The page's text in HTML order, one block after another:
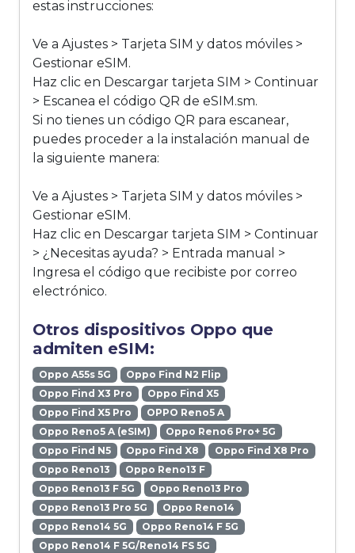
estas instrucciones:
Ve a Ajustes > Tarjeta SIM y datos móviles >
Gestionar eSIM.
Haz clic en Descargar tarjeta SIM > Continuar
> Escanea el código QR de eSIM.sm.
Si no tienes un código QR para escanear,
puedes proceder a la instalación manual de
la siguiente manera:
Ve a Ajustes > Tarjeta SIM y datos móviles >
Gestionar eSIM.
Haz clic en Descargar tarjeta SIM > Continuar
> ¿Necesitas ayuda? > Entrada manual >
Ingresa el código que recibiste por correo
electrónico.
Otros dispositivos Oppo que
admiten eSIM:
Oppo A55s 5G
Oppo Find N2 Flip
Oppo Find X3 Pro
Oppo Find X5
Oppo Find X5 Pro
OPPO Reno5 A
Oppo Reno5 A (eSIM)
Oppo Reno6 Pro+ 5G
Oppo Find N5
Oppo Find X8
Oppo Find X8 Pro
Oppo Reno13
Oppo Reno13 F
Oppo Reno13 F 5G
Oppo Reno13 Pro
Oppo Reno13 Pro 5G
Oppo Reno14
Oppo Reno14 5G
Oppo Reno14 F 5G
Oppo Reno14 F 5G/Reno14 FS 5G